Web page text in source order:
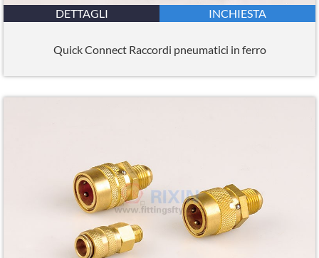
DETTAGLI INCHIESTA
Quick Connect Raccordi pneumatici in ferro